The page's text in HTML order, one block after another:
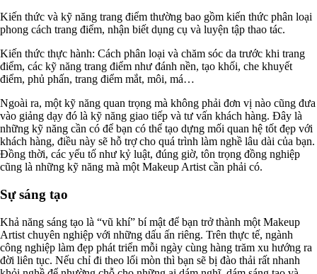
Kiến thức và kỹ năng trang điểm thường bao gồm kiến thức phân loại
phong cách trang điểm, nhận biết dụng cụ và luyện tập thao tác.
Kiến thức thực hành: Cách phân loại và chăm sóc da trước khi trang
điểm, các kỹ năng trang điểm như đánh nền, tạo khối, che khuyết
điểm, phủ phấn, trang điểm mắt, môi, má…
Ngoài ra, một kỹ năng quan trọng mà không phải đơn vị nào cũng đưa
vào giảng dạy đó là kỹ năng giao tiếp và tư vấn khách hàng. Đây là
những kỹ năng cần có để bạn có thể tạo dựng mối quan hệ tốt đẹp với
khách hàng, điều này sẽ hỗ trợ cho quá trình làm nghề lâu dài của bạn.
Đồng thời, các yếu tố như kỷ luật, đúng giờ, tôn trọng đồng nghiệp
cũng là những kỹ năng mà một Makeup Artist cần phải có.
Sự sáng tạo
Khả năng sáng tạo là “vũ khí” bí mật để bạn trở thành một Makeup
Artist chuyên nghiệp với những dấu ấn riêng. Trên thực tế, ngành
công nghiệp làm đẹp phát triển mỗi ngày cùng hàng trăm xu hướng ra
đời liên tục. Nếu chỉ đi theo lối mòn thì bạn sẽ bị đào thải rất nhanh